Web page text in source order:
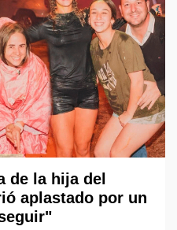
de la hija del
aplastado por un